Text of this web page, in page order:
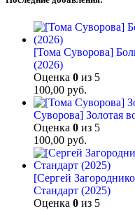
[Тома Суворова]
(2026)
Оценка 0 из 5
100,00 руб.
Суворова] Золотая
Оценка 0 из 5
100,00 руб.
[Сергей
Стандарт (2025)
Оценка 0 из 5